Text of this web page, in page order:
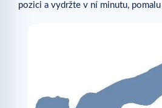
pozici a vydržte v ní minutu,